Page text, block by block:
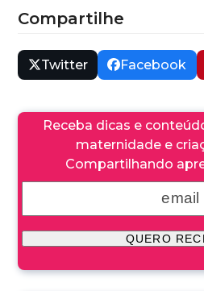
Compartilhe
Twitter Facebook
Receba dicas e
maternidade e
Compartilhando